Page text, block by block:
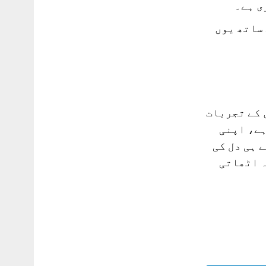
ہے۔
یوں
کے تجربات
اپنی
ہی دل کی
اٹھاتی